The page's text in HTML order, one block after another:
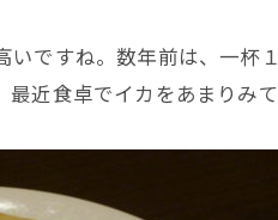
いですね。数年前は、一杯
近食卓でイカをあまりみ